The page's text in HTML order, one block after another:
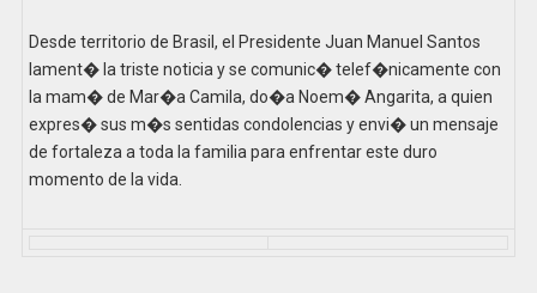
Desde territorio de Brasil, el Presidente Juan Manuel Santos
lament� la triste noticia y se comunic� telef�nicamente con
la mam� de Mar�a Camila, do�a Noem� Angarita, a quien
expres� sus m�s sentidas condolencias y envi� un mensaje
de fortaleza a toda la familia para enfrentar este duro
momento de la vida.